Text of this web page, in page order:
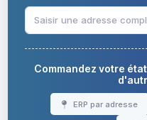
Commandez votre
ERP par adresse